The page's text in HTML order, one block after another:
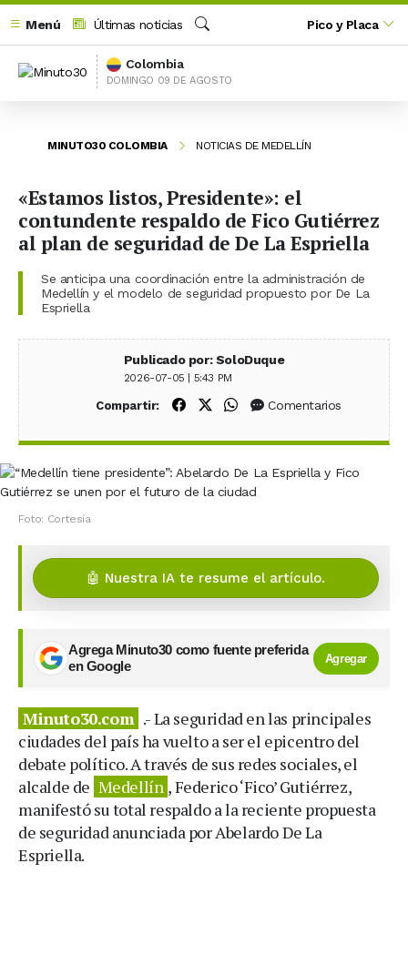
Menú
Últimas noticias
Buscar
Pico y Placa
Colombia
DOMINGO 09 DE AGOSTO
MINUTO30 COLOMBIA NOTICIAS DE MEDELLÍN
«Estamos listos, Presidente»: el
contundente respaldo de Fico Gutiérrez
al plan de seguridad de De La Espriella
Se anticipa una coordinación entre la administración de
Medellín y el modelo de seguridad propuesto por De La
Espriella
Publicado por: SoloDuque
2026-07-05 | 5:43 PM
Compartir: Compartir en Facebook
Compartir en X (Twitter)
Compartir en WhatsApp
Comentarios
Foto: Cortesía
🤖 Nuestra IA te resume el artículo.
Agrega Minuto30 como fuente preferida
en Google
Agregar
Minuto30.com .- La seguridad en las principales
ciudades del país ha vuelto a ser el epicentro del
debate político. A través de sus redes sociales, el
alcalde de Medellín , Federico ‘Fico’ Gutiérrez,
manifestó su total respaldo a la reciente propuesta
de seguridad anunciada por Abelardo De La
Espriella.